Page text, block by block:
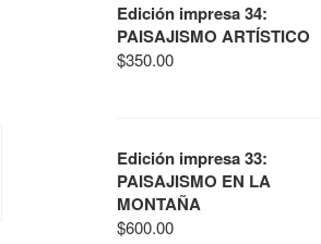
Edición impresa 34:
PAISAJISMO ARTÍSTICO
$350.00
Edición impresa 33:
PAISAJISMO EN LA
MONTAÑA
$600.00